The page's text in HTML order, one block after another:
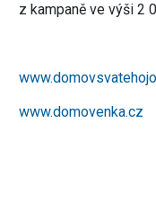
z kampaně ve výši 2
www.domovenka.cz